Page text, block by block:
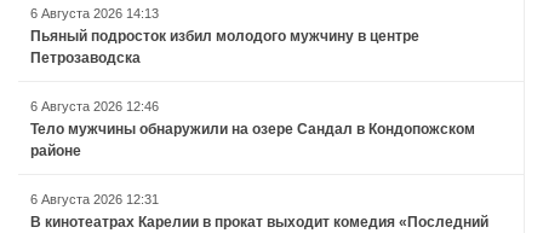
6 Августа 2026 14:13
Пьяный подросток избил молодого мужчину в центре
Петрозаводска
6 Августа 2026 12:46
Тело мужчины обнаружили на озере Сандал в Кондопожском
районе
6 Августа 2026 12:31
В кинотеатрах Карелии в прокат выходит комедия «Последний